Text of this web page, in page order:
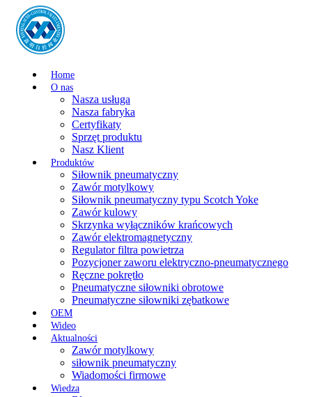
Home
O nas
Nasza usługa
Nasza fabryka
Certyfikaty
Sprzęt produktu
Nasz Klient
Produktów
Siłownik pneumatyczny
Zawór motylkowy
Siłownik pneumatyczny typu Scotch Yoke
Zawór kulowy
Skrzynka wyłączników krańcowych
Zawór elektromagnetyczny
Regulator filtra powietrza
Pozycjoner zaworu elektryczno-pneumatycznego
Ręczne pokrętło
Pneumatyczne siłowniki obrotowe
Pneumatyczne siłowniki zębatkowe
OEM
Wideo
Aktualności
Zawór motylkowy
siłownik pneumatyczny
Wiadomości firmowe
Wiedza